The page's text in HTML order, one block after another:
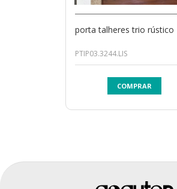
porta talheres trio rústico
PTIP03.3244.LIS
COMPRAR